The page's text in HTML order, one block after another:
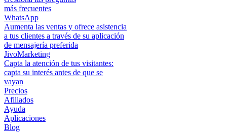
más frecuentes
WhatsApp
Aumenta las ventas y ofrece asistencia
a tus clientes a través de su aplicación
de mensajería preferida
JivoMarketing
Capta la atención de tus visitantes:
capta su interés antes de que se
vayan
Precios
Afiliados
Ayuda
Aplicaciones
Blog